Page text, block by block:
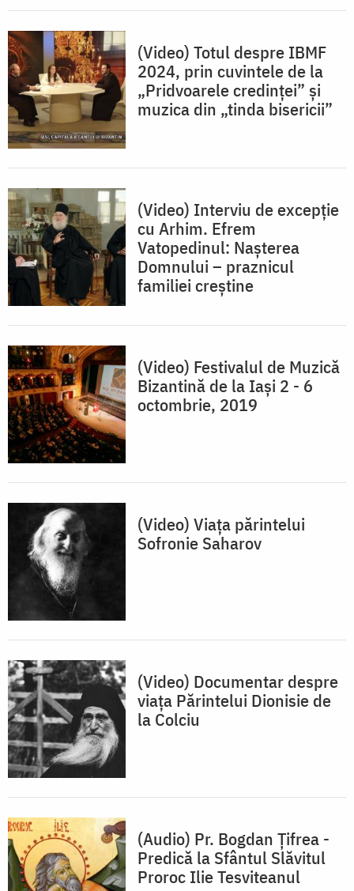
(Video) Totul despre IBMF
2024, prin cuvintele de la
„Pridvoarele credinţei” şi
muzica din „tinda bisericii”
(Video) Interviu de excepție
cu Arhim. Efrem
Vatopedinul: Naşterea
Domnului – praznicul
familiei creştine
(Video) Festivalul de Muzică
Bizantină de la Iași 2 - 6
octombrie, 2019
(Video) Viața părintelui
Sofronie Saharov
(Video) Documentar despre
viața Părintelui Dionisie de
la Colciu
(Audio) Pr. Bogdan Țifrea -
Predică la Sfântul Slăvitul
Proroc Ilie Tesviteanul